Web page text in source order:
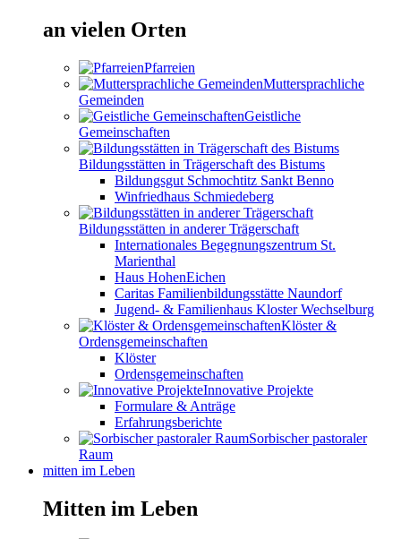
an vielen Orten
Pfarreien
Muttersprachliche
Gemeinden
Geistliche
Gemeinschaften
Bildungsstätten in Trägerschaft des Bistums
Bildungsgut Schmochtitz Sankt Benno
Winfriedhaus Schmiedeberg
Bildungsstätten in anderer Trägerschaft
Internationales Begegnungszentrum St.
Marienthal
Haus HohenEichen
Caritas Familienbildungsstätte Naundorf
Jugend- & Familienhaus Kloster Wechselburg
Klöster &
Ordensgemeinschaften
Klöster
Ordensgemeinschaften
Innovative Projekte
Formulare & Anträge
Erfahrungsberichte
Sorbischer pastoraler
Raum
mitten im Leben
Mitten im Leben